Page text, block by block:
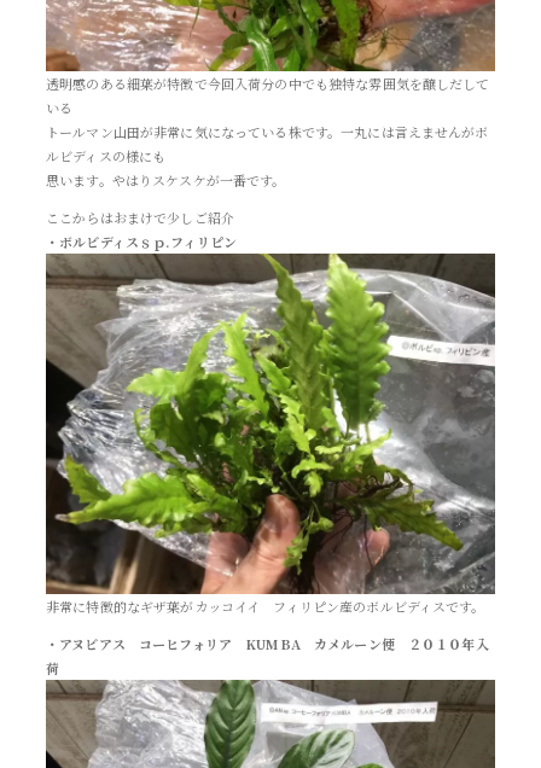
透明感のある細葉が特徴で今回入荷分の中でも独特な雰囲気を醸しだして
いる
トールマン山田が非常に気になっている株です。一丸には言えませんがボ
ルビディスの様にも
思います。やはりスケスケが一番です。
ここからはおまけで少しご紹介
・ボルビディスｓｐ.フィリピン
非常に特徴的なギザ葉がカッコイイ フィリピン産のボルビディスです。
・アヌビアス コーヒフォリア KUMBA カメルーン便 ２０１０年入
荷